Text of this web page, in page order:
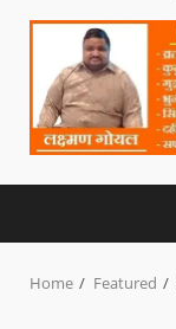
Home Featured